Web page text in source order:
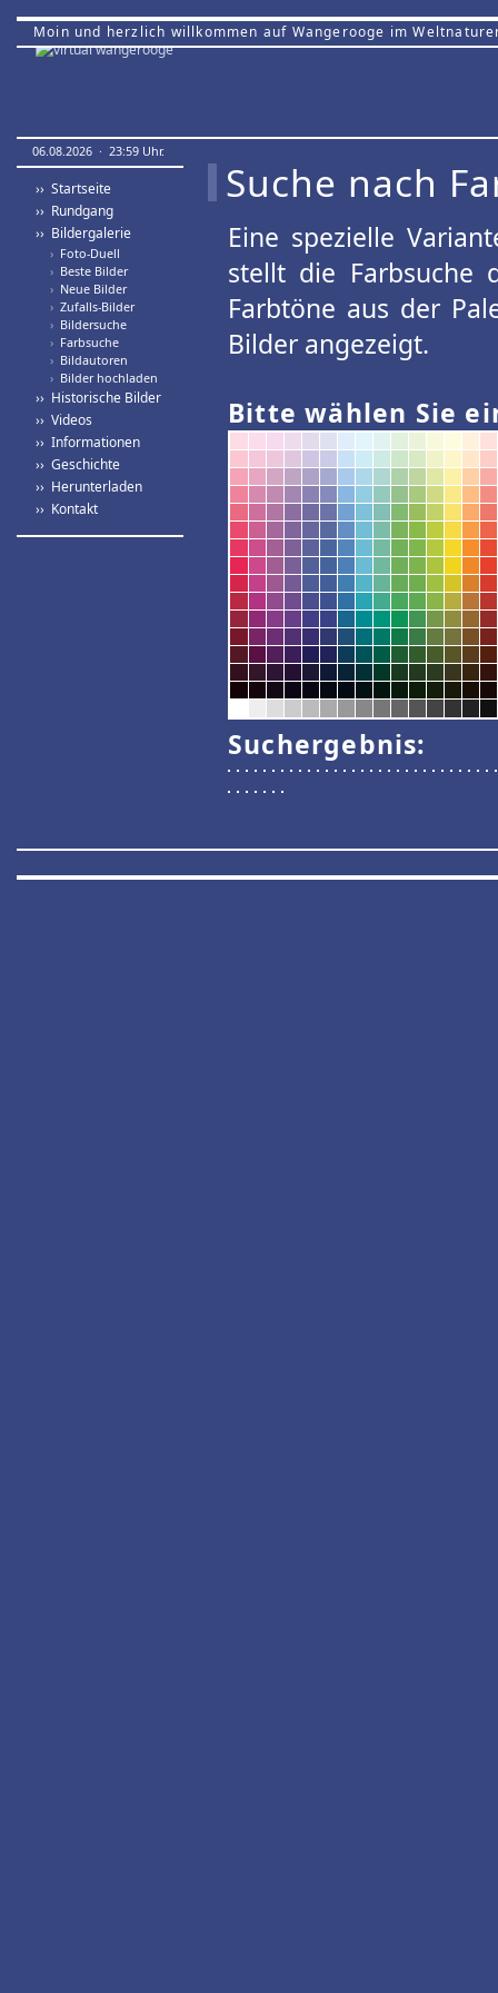
Moin und herzlich willkommen auf Wangerooge im
06.08.2026 · 23:59 Uhr.
›› Startseite
›› Rundgang
›› Bildergalerie
› Foto-Duell
› Beste Bilder
› Neue Bilder
› Zufalls-Bilder
› Bildersuche
› Farbsuche
› Bildautoren
› Bilder hochladen
›› Historische Bilder
›› Videos
›› Informationen
›› Geschichte
›› Herunterladen
›› Kontakt
Suche nach
Eine spezielle
stellt die Farbsuche
Farbtöne aus der
Bilder angezeigt.
Bitte wählen Sie
Suchergebnis: